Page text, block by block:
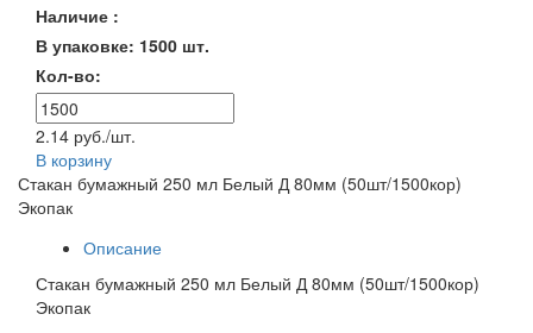
Наличие :
В упаковке: 1500 шт.
Кол-во:
2.14 руб./шт.
В корзину
Стакан бумажный 250 мл Белый Д 80мм (50шт/1500кор)
Экопак
Описание
Стакан бумажный 250 мл Белый Д 80мм (50шт/1500кор)
Экопак